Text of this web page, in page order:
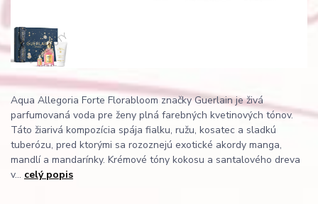
Aqua Allegoria Forte Florabloom značky Guerlain je živá
parfumovaná voda pre ženy plná farebných kvetinových tónov.
Táto žiarivá kompozícia spája fialku, ružu, kosatec a sladkú
tuberózu, pred ktorými sa rozoznejú exotické akordy manga,
mandlí a mandarínky. Krémové tóny kokosu a santalového dreva
v... celý popis